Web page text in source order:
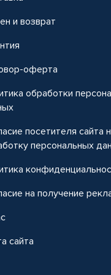
и возврат
оферта
обработки
посетителя сайта
персональных
на получение
сайта